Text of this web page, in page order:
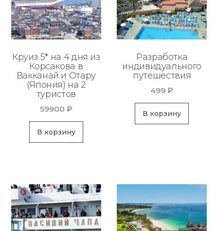
Круиз 5* на 4 дня из
Корсакова в
Вакканай и Отару
(Япония) на 2
туристов
59900 ₽
В корзину
Разработка
индивидуального
путешествия
499₽
В корзину